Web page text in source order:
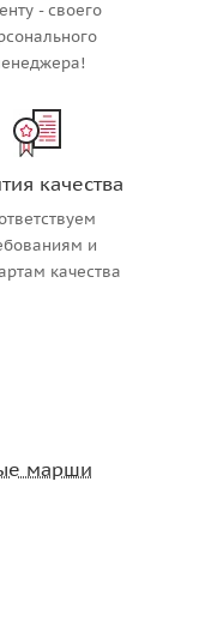
- своего
качества
и
качества
марши